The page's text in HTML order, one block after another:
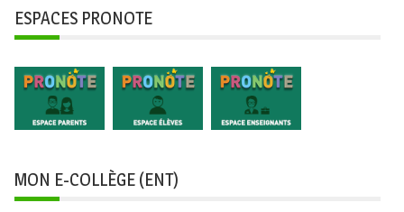
ESPACES PRONOTE
MON E-COLLÈGE (ENT)